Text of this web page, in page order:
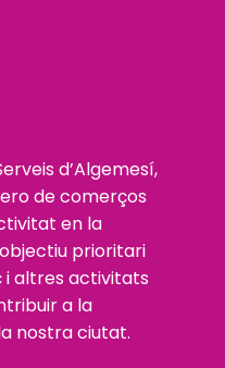
d’Algemesí,
de comerços
en la
prioritari
i altres activitats
a la
nostra ciutat.